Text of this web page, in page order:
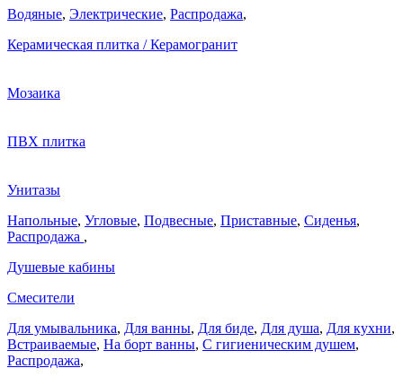
Водяные, Электрические, Распродажа,
Керамическая плитка / Керамогранит
Мозаика
ПВХ плитка
Унитазы
Напольные, Угловые, Подвесные, Приставные, Сиденья,
Распродажа ,
Душевые кабины
Смесители
Для умывальника, Для ванны, Для биде, Для душа, Для кухни,
Встраиваемые, На борт ванны, C гигиеническим душем,
Распродажа,